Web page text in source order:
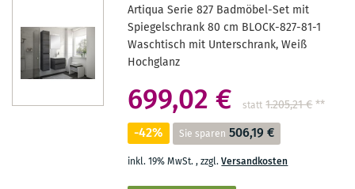
Artiqua Serie 827 Badmöbel-Set mit
Spiegelschrank 80 cm BLOCK-827-81-1
Waschtisch mit Unterschrank, Weiß
Hochglanz
699,02 € statt 1.205,21 €**
-42% Sie sparen 506,19 €
inkl. 19% MwSt.,zzgl.Versandkosten